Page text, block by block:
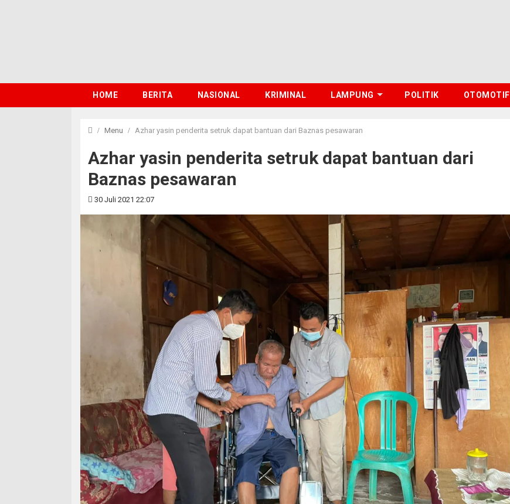
HOME BERITA NASIONAL KRIMINAL LAMPUNG POLITIK OTOMOTIF
Menu Azhar yasin penderita setruk dapat bantuan dari Baznas pesawaran
Azhar yasin penderita setruk dapat bantuan dari
Baznas pesawaran
30 Juli 2021 22:07